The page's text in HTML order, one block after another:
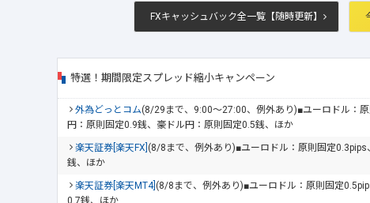
FXキャッシュバック全一覧【随時更新】
特選！期間限定スプレッド縮小キャンペーン
外為どっとコム(8/29まで、9:00～27:00、例外あり)■ユーロドル：
円：原則固定0.9銭、豪ドル円：原則固定0.5銭、ほか
楽天証券[楽天FX] (8/8まで、例外あり)■ユーロドル：原則固定
銭、ほか
楽天証券[楽天MT4] (8/8まで、例外あり)■ユーロドル：原則固定
0.7銭、ほか